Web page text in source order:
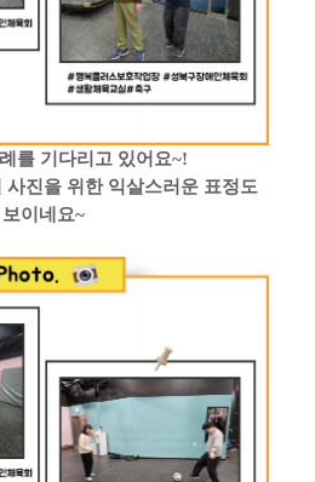
를 기다리고 있어요~!
진을 위한 익살스러운 표정도
보이네요~